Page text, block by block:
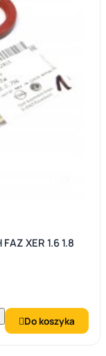
XER 1.6 1.8
Do koszyka